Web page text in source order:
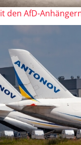
den AfD-